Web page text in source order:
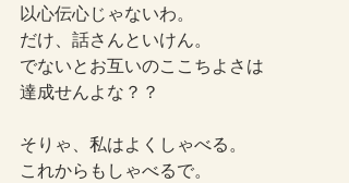
以心伝心じゃないわ。
だけ、話さんといけん。
でないとお互いのここちよさは
達成せんよな？？
そりゃ、私はよくしゃべる。
これからもしゃべるで。